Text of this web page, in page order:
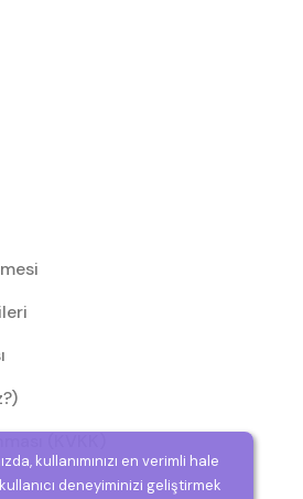
(KVKK)
kullanımınızı en verimli hale
deneyiminizi geliştirmek